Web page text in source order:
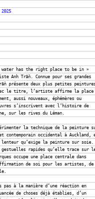
water has the right place to be in »
Anh Trần. Connue pour ses grandes
présente deux plus petites
le titre, l’artiste affirme la place
aussi nouveaux, éphémères ou
s’inscrivent avec l’histoire de
sur les rives du Léman.
la technique de la peinture
contemporain occidental à Auckland,
qu’exige la peinture sur soie.
gestuelles rapides qu’elle trace sur
occupe une place centrale dans
de soi pour les artistes, de
pas à la manière d’une réaction en
de choses déjà établies, d’un